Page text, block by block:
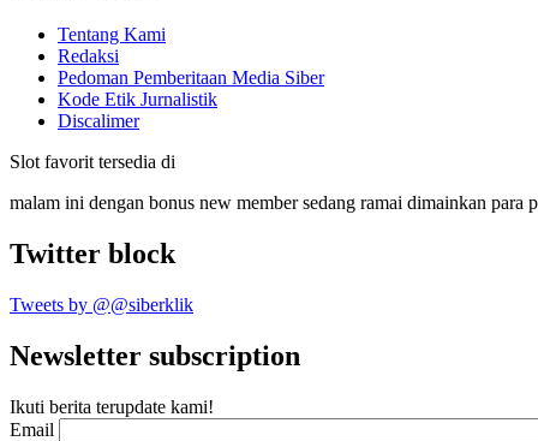
Tentang Kami
Redaksi
Pedoman Pemberitaan Media Siber
Kode Etik Jurnalistik
Discalimer
Slot favorit tersedia di
malam ini dengan bonus new member sedang ramai dimainkan para
Twitter block
Tweets by @@siberklik
Newsletter subscription
Ikuti berita terupdate kami!
Email